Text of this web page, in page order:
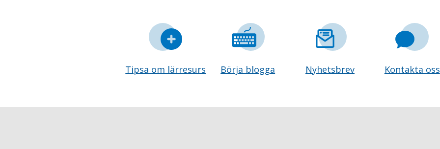
Tipsa om lärresurs Börja blogga Nyhetsbrev Kontakta oss